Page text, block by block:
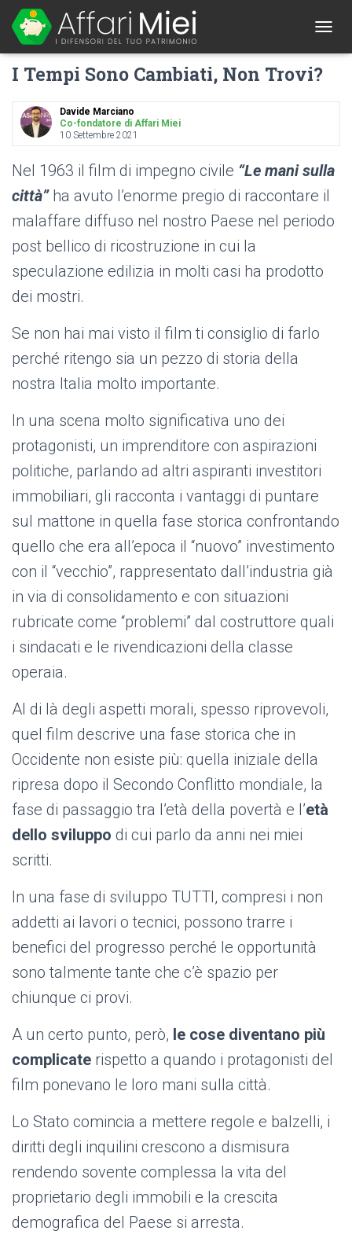
O
A
I
G
A
T
I Tempi Sono Cambiati, Non Trovi?
Davide Marciano
Co-fondatore di Affari Miei
10 Settembre 2021
Nel 1963 il film di impegno civile “Le mani sulla
città” ha avuto l’enorme pregio di raccontare il
malaffare diffuso nel nostro Paese nel periodo
post bellico di ricostruzione in cui la
speculazione edilizia in molti casi ha prodotto
dei mostri.
Se non hai mai visto il film ti consiglio di farlo
perché ritengo sia un pezzo di storia della
nostra Italia molto importante.
In una scena molto significativa uno dei
protagonisti, un imprenditore con aspirazioni
politiche, parlando ad altri aspiranti investitori
immobiliari, gli racconta i vantaggi di puntare
sul mattone in quella fase storica confrontando
quello che era all’epoca il “nuovo” investimento
con il “vecchio”, rappresentato dall’industria già
in via di consolidamento e con situazioni
rubricate come “problemi” dal costruttore quali
i sindacati e le rivendicazioni della classe
operaia.
Al di là degli aspetti morali, spesso riprovevoli,
quel film descrive una fase storica che in
Occidente non esiste più: quella iniziale della
ripresa dopo il Secondo Conflitto mondiale, la
fase di passaggio tra l’età della povertà e l’età
dello sviluppo di cui parlo da anni nei miei
scritti.
In una fase di sviluppo TUTTI, compresi i non
addetti ai lavori o tecnici, possono trarre i
benefici del progresso perché le opportunità
sono talmente tante che c’è spazio per
chiunque ci provi.
A un certo punto, però, le cose diventano più
complicate rispetto a quando i protagonisti del
film ponevano le loro mani sulla città.
Lo Stato comincia a mettere regole e balzelli, i
diritti degli inquilini crescono a dismisura
rendendo sovente complessa la vita del
proprietario degli immobili e la crescita
demografica del Paese si arresta.